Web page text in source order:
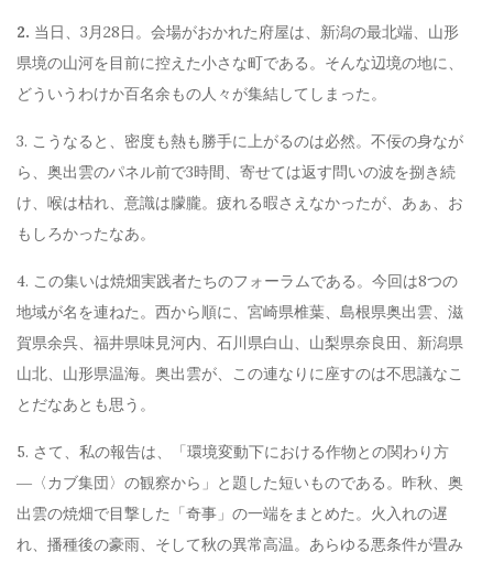
2. 当日、3月28日。会場がおかれた府屋は、新潟の最北端、山形
県境の山河を目前に控えた小さな町である。そんな辺境の地に、
どういうわけか百名余もの人々が集結してしまった。
3. こうなると、密度も熱も勝手に上がるのは必然。不佞の身なが
ら、奥出雲のパネル前で3時間、寄せては返す問いの波を捌き続
け、喉は枯れ、意識は朦朧。疲れる暇さえなかったが、あぁ、お
もしろかったなあ。
4. この集いは焼畑実践者たちのフォーラムである。今回は8つの
地域が名を連ねた。西から順に、宮崎県椎葉、島根県奥出雲、滋
賀県余呉、福井県味見河内、石川県白山、山梨県奈良田、新潟県
山北、山形県温海。奥出雲が、この連なりに座すのは不思議なこ
とだなあとも思う。
5. さて、私の報告は、「環境変動下における作物との関わり方
―〈カブ集団〉の観察から」と題した短いものである。昨秋、奥
出雲の焼畑で目撃した「奇事」の一端をまとめた。火入れの遅
れ、播種後の豪雨、そして秋の異常高温。あらゆる悪条件が畳み